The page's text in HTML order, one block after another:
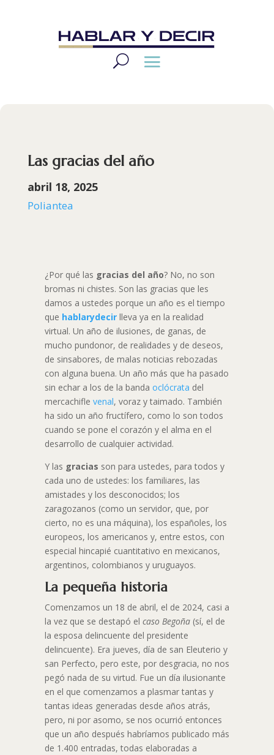
Las gracias del año
abril 18, 2025
Poliantea
¿Por qué las gracias del año? No, no son
bromas ni chistes. Son las gracias que les
damos a ustedes porque un año es el tiempo
que hablarydecirlleva ya en la realidad
virtual. Un año de ilusiones, de ganas, de
mucho pundonor, de realidades y de deseos,
de sinsabores, de malas noticias rebozadas
con alguna buena. Un año más que ha pasado
sin echar a los de la banda oclócrata del
mercachifle venal, voraz y taimado. También
ha sido un año fructífero, como lo son todos
cuando se pone el corazón y el alma en el
desarrollo de cualquier actividad.
Y las gracias son para ustedes, para todos y
cada uno de ustedes: los familiares, las
amistades y los desconocidos; los
zaragozanos (como un servidor, que, por
cierto, no es una máquina), los españoles, los
europeos, los americanos y, entre estos, con
especial hincapié cuantitativo en mexicanos,
argentinos, colombianos y uruguayos.
La pequeña historia
Comenzamos un 18 de abril, el de 2024, casi a
la vez que se destapó el caso Begoña(sí, el de
la esposa delincuente del presidente
delincuente). Era jueves, día de san Eleuterio y
san Perfecto, pero este, por desgracia, no nos
pegó nada de su virtud. Fue un día ilusionante
en el que comenzamos a plasmar tantas y
tantas ideas generadas desde años atrás,
pero, ni por asomo, se nos ocurrió entonces
que un año después habríamos publicado más
de 1.400 entradas, todas elaboradas a